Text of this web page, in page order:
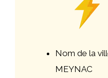
Nom de la
MEYNAC